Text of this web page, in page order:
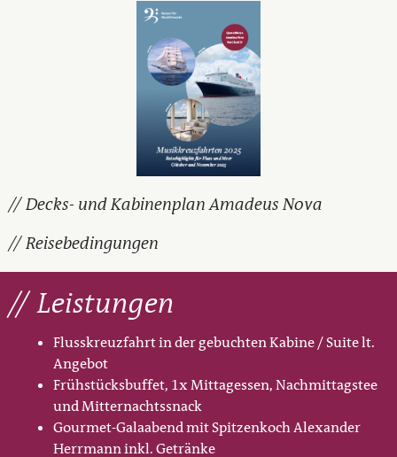
Decks- und Kabinenplan Amadeus Nova
Reisebedingungen
Leistungen
Flusskreuzfahrt in der gebuchten Kabine / Suite lt.
Angebot
Frühstücksbuffet, 1x Mittagessen, Nachmittagstee
und Mitternachtssnack
Gourmet-Galaabend mit Spitzenkoch Alexander
Herrmann inkl. Getränke